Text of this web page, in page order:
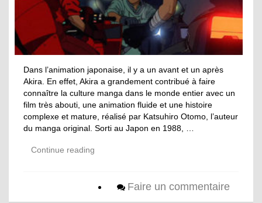
Dans l’animation japonaise, il y a un avant et un après
Akira. En effet, Akira a grandement contribué à faire
connaître la culture manga dans le monde entier avec un
film très abouti, une animation fluide et une histoire
complexe et mature, réalisé par Katsuhiro Otomo, l’auteur
du manga original. Sorti au Japon en 1988, …
Continue reading
Faire un commentaire